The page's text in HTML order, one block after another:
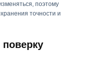
поэтому
точности и